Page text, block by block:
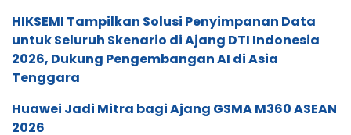
HIKSEMI Tampilkan Solusi Penyimpanan Data
untuk Seluruh Skenario di Ajang DTI Indonesia
2026, Dukung Pengembangan AI di Asia
Tenggara
Huawei Jadi Mitra bagi Ajang GSMA M360 ASEAN
2026